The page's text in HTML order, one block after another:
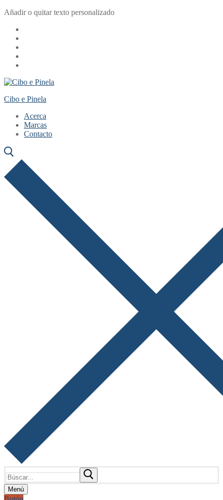
Ir
contenido
Menú
Cerrar
Añadir o quitar texto personalizado
Cibo e Pinela
Acerca
Marcas
Contacto
Menú